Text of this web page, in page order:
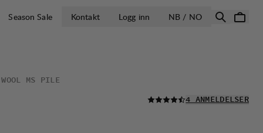
Season Sale Kontakt Logg inn NB / NOÅPNE VELG
WOOL MS PILE
LES ALLE
4 ANMELDELSER